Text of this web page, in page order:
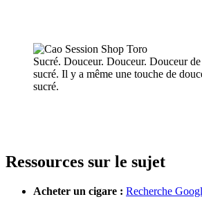
Sucré. Douceur. Douceur. Douceur
sucré. Il y a même une touche de
sucré.
Ressources sur le sujet
Acheter un cigare : Recherche